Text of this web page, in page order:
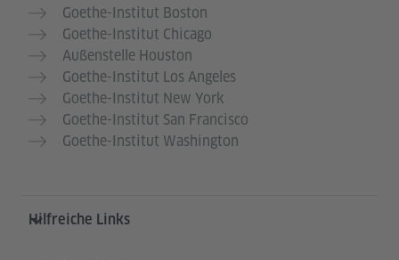
Goethe-Institut Boston
Goethe-Institut Chicago
Außenstelle Houston
Goethe-Institut Los Angeles
Goethe-Institut New York
Goethe-Institut San Francisco
Goethe-Institut Washington
Hilfreiche Links